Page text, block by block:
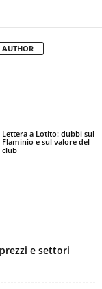
AUTHOR
Lettera a Lotito: dubbi sul
Flaminio e sul valore del
club
e settori